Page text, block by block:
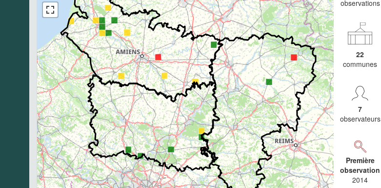
observations
22
communes
7
observateurs
Première
observation
2014